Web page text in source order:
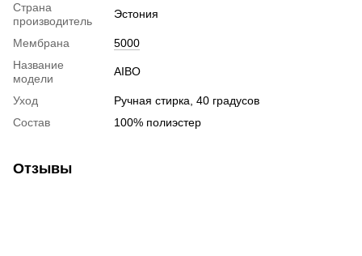
Страна
производитель
Эстония
Мембрана
5000
Название
модели
AIBO
Уход
Ручная стирка, 40 градусов
Состав
100% полиэстер
Отзывы